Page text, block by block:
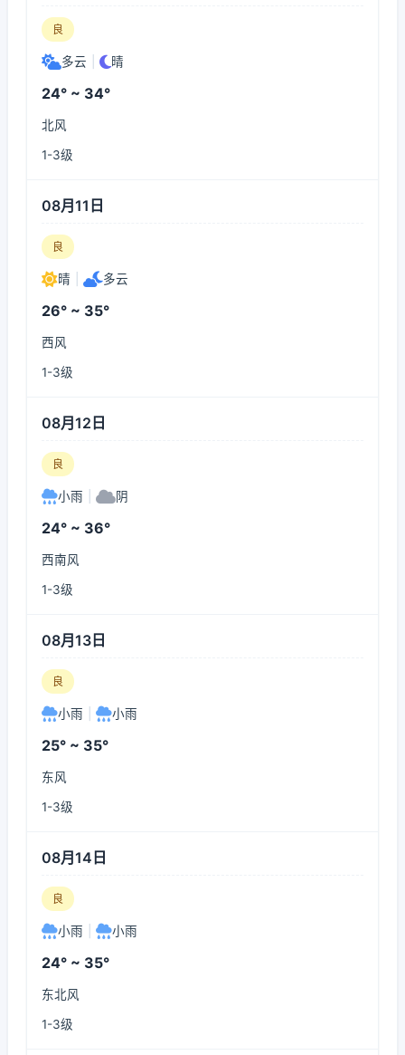
良
多云 晴
24° ~ 34°
北风
1-3级
08月11日
良
晴 多云
26° ~ 35°
西风
1-3级
08月12日
良
小雨 阴
24° ~ 36°
西南风
1-3级
08月13日
良
小雨 小雨
25° ~ 35°
东风
1-3级
08月14日
良
小雨 小雨
24° ~ 35°
东北风
1-3级